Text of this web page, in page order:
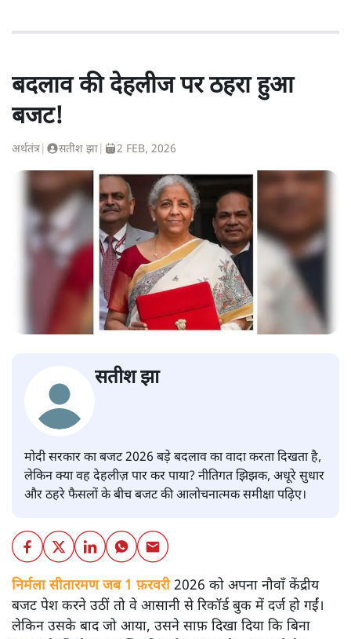
बदलाव की देहलीज पर ठहरा हुआ
बजट!
अर्थतंत्र सतीश झा 2 FEB, 2026
सतीश झा
मोदी सरकार का बजट 2026 बड़े बदलाव का वादा करता दिखता है,
लेकिन क्या वह देहलीज़ पार कर पाया? नीतिगत झिझक, अधूरे सुधार
और ठहरे फैसलों के बीच बजट की आलोचनात्मक समीक्षा पढ़िए।
निर्मला सीतारमण जब 1 फ़रवरी2026 को अपना नौवाँ केंद्रीय
बजट पेश करने उठीं तो वे आसानी से रिकॉर्ड बुक में दर्ज हो गईं।
लेकिन उसके बाद जो आया, उसने साफ़ दिखा दिया कि बिना